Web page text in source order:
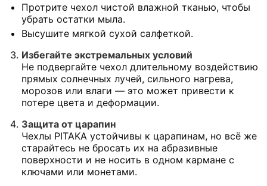
Протрите чехол чистой влажной тканью, чтобы
убрать остатки мыла.
Высушите мягкой сухой салфеткой.
Избегайте экстремальных условий
Не подвергайте чехол длительному воздействию
прямых солнечных лучей, сильного нагрева,
морозов или влаги — это может привести к
потере цвета и деформации.
Защита от царапин
Чехлы PITAKA устойчивы к царапинам, но всё же
старайтесь не бросать их на абразивные
поверхности и не носить в одном кармане с
ключами или монетами.